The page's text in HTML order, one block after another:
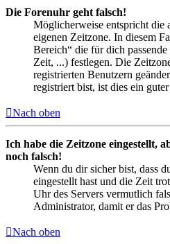
Die Forenuhr geht falsch!
Möglicherweise entspricht die
eigenen Zeitzone. In diesem
Bereich“ die für dich
Zeit, ...) festlegen. Die
registrierten Benutzern
registriert bist, ist dies ein
Nach oben
Ich habe die Zeitzone eingestellt,
noch falsch!
Wenn du dir sicher bist, dass
eingestellt hast und die Zeit
Uhr des Servers vermutlich
Administrator, damit er das
Nach oben